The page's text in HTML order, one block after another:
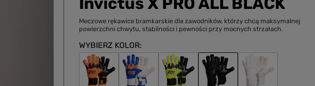
Meczowe rękawice bramkarskie dla zawodników, którzy chcą maksymalnej
powierzchni chwytu, stabilności i pewności przy mocnych strzałach.
WYBIERZ KOLOR